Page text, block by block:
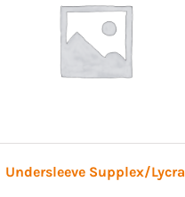
Undersleeve Supplex/Lycra